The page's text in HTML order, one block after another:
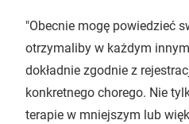
"Obecnie mogę powiedzieć
otrzymaliby w każdym
dokładnie zgodnie z
konkretnego chorego. Nie
terapie w mniejszym lub